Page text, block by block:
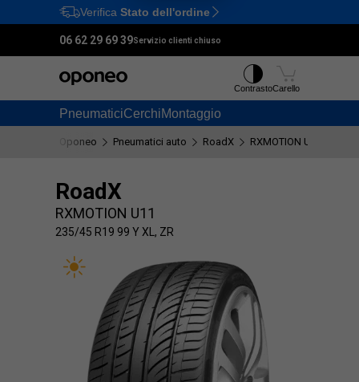
Ctrl M
Verifica Stato dell'ordine
06 62 29 69 39Servizio clienti chiuso
PneumaticiCerchiMontaggio
ContrastoCarello
Oponeo Pneumatici auto RoadX RXMOTION U11
RoadX
RXMOTION U11
235/45 R19 99 Y XL, ZR